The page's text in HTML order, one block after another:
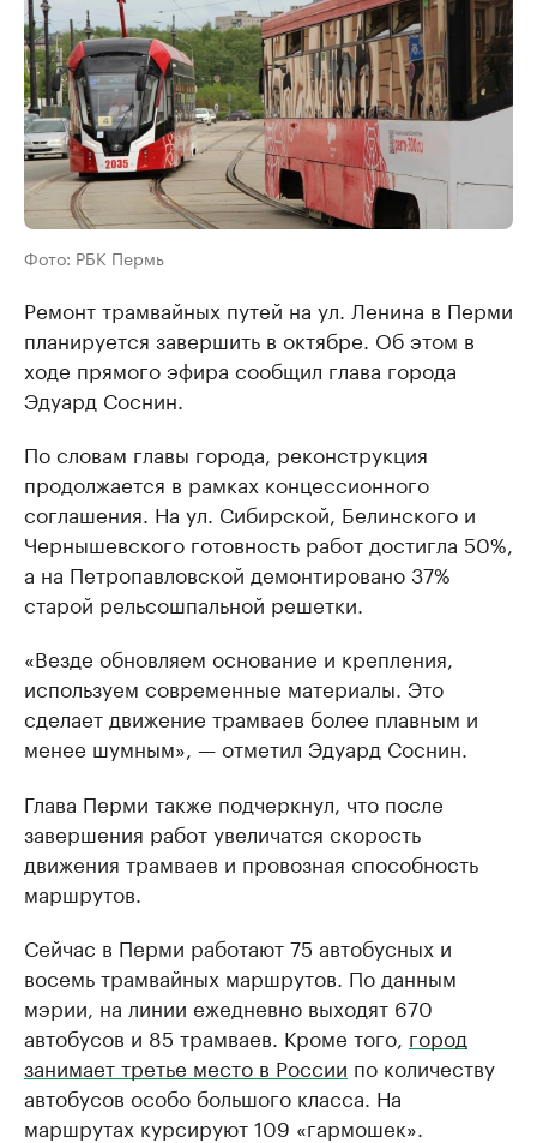
Фото: РБК Пермь
Ремонт трамвайных путей на ул. Ленина в Перми
планируется завершить в октябре. Об этом в
ходе прямого эфира сообщил глава города
Эдуард Соснин.
По словам главы города, реконструкция
продолжается в рамках концессионного
соглашения. На ул. Сибирской, Белинского и
Чернышевского готовность работ достигла 50%,
а на Петропавловской демонтировано 37%
старой рельсошпальной решетки.
«Везде обновляем основание и крепления,
используем современные материалы. Это
сделает движение трамваев более плавным и
менее шумным», — отметил Эдуард Соснин.
Глава Перми также подчеркнул, что после
завершения работ увеличатся скорость
движения трамваев и провозная способность
маршрутов.
Сейчас в Перми работают 75 автобусных и
восемь трамвайных маршрутов. По данным
мэрии, на линии ежедневно выходят 670
автобусов и 85 трамваев. Кроме того, город
занимает третье место в России по количеству
автобусов особо большого класса. На
маршрутах курсируют 109 «гармошек».